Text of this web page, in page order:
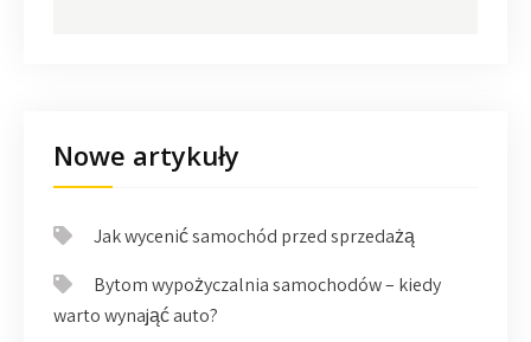
Nowe artykuły
Jak wycenić samochód przed sprzedażą
Bytom wypożyczalnia samochodów – kiedy
warto wynająć auto?